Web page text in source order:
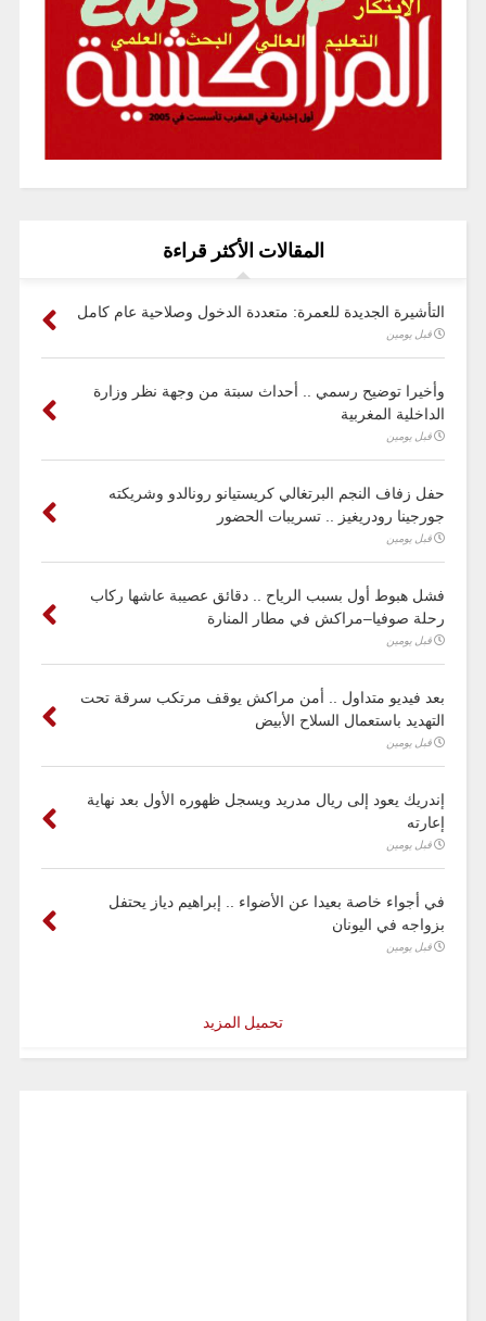
المقالات الأكثر قراءة
التأشيرة الجديدة للعمرة: متعددة الدخول وصلاحية عام كامل
قبل يومين
وأخيرا توضيح رسمي .. أحداث سبتة من وجهة نظر وزارة
الداخلية المغربية
قبل يومين
حفل زفاف النجم البرتغالي كريستيانو رونالدو وشريكته
جورجينا رودريغيز .. تسريبات الحضور
قبل يومين
فشل هبوط أول بسبب الرياح .. دقائق عصيبة عاشها ركاب
رحلة صوفيا–مراكش في مطار المنارة
قبل يومين
بعد فيديو متداول .. أمن مراكش يوقف مرتكب سرقة تحت
التهديد باستعمال السلاح الأبيض
قبل يومين
إندريك يعود إلى ريال مدريد ويسجل ظهوره الأول بعد نهاية
إعارته
قبل يومين
في أجواء خاصة بعيدا عن الأضواء .. إبراهيم دياز يحتفل
بزواجه في اليونان
قبل يومين
تحميل المزيد